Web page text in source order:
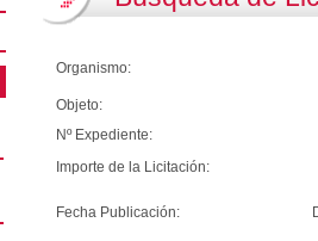
Organismo:
Objeto:
Nº Expediente:
Importe de la Licitación:
Fecha Publicación: